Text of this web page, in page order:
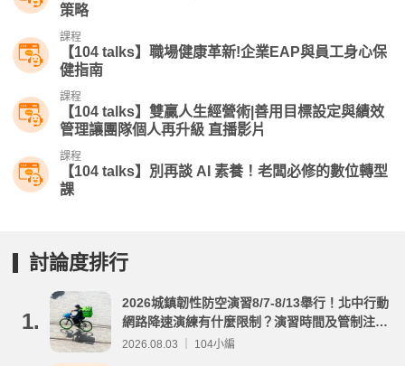
策略
課程
【104 talks】職場健康革新!企業EAP與員工身心保
健指南
課程
【104 talks】雙贏人生經營術|善用目標設定與績效
管理讓團隊個人再升級 直播影片
課程
【104 talks】別再談 AI 素養！老闆必修的數位轉型
課​
討論度排行
1.
2026城鎮韌性防空演習8/7-8/13舉行！北中行動
網路降速演練有什麼限制？演習時間及管制注意
事項整理
2026.08.03 ｜ 104小編